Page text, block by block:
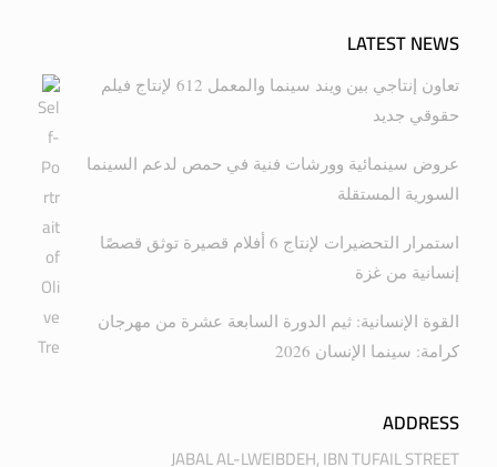
LATEST NEWS
تعاون إنتاجي بين ويند سينما والمعمل 612 لإنتاج فيلم
حقوقي جديد
عروض سينمائية وورشات فنية في حمص لدعم السينما
السورية المستقلة
استمرار التحضيرات لإنتاج 6 أفلام قصيرة توثق قصصًا
إنسانية من غزة
القوة الإنسانية: ثيم الدورة السابعة عشرة من مهرجان
كرامة: سينما الإنسان 2026
ADDRESS
JABAL AL-LWEIBDEH, IBN TUFAIL STREET